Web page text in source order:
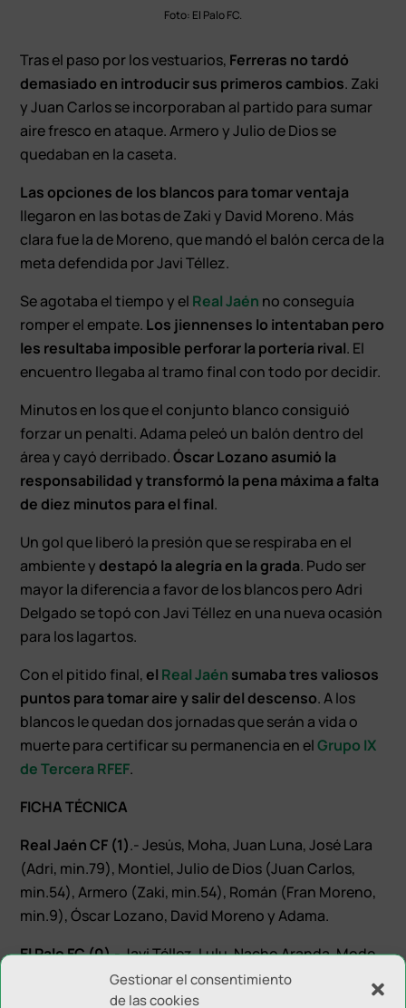
Gestionar el consentimiento
de las cookies
Foto: El Palo FC.
Tras el paso por los vestuarios, Ferreras no tardó
demasiado en introducir sus primeros cambios. Zaki
y Juan Carlos se incorporaban al partido para sumar
aire fresco en ataque. Armero y Julio de Dios se
quedaban en la caseta.
Las opciones de los blancos para tomar ventaja
llegaron en las botas de Zaki y David Moreno. Más
clara fue la de Moreno, que mandó el balón cerca de la
meta defendida por Javi Téllez.
Se agotaba el tiempo y el Real Jaén no conseguía
romper el empate. Los jiennenses lo intentaban pero
les resultaba imposible perforar la portería rival. El
encuentro llegaba al tramo final con todo por decidir.
Minutos en los que el conjunto blanco consiguió
forzar un penalti. Adama peleó un balón dentro del
área y cayó derribado.Óscar Lozano asumió la
responsabilidad y transformó la pena máxima a falta
de diez minutos para el final.
Un gol que liberó la presión que se respiraba en el
ambiente ydestapó la alegría en la grada. Pudo ser
mayor la diferencia a favor de los blancos pero Adri
Delgado se topó con Javi Téllez en una nueva ocasión
para los lagartos.
Con el pitido final,el Real Jaén sumaba tres valiosos
puntos para tomar aire y salir del descenso. A los
blancos le quedan dos jornadas que serán a vida o
muerte para certificar su permanencia en elGrupo IX
de Tercera RFEF.
FICHA TÉCNICA
Real Jaén CF (1).- Jesús, Moha, Juan Luna, José Lara
(Adri, min.79), Montiel, Julio de Dios (Juan Carlos,
min.54), Armero (Zaki, min.54), Román (Fran Moreno,
min.9), Óscar Lozano, David Moreno y Adama.
El Palo FC (0).- Javi Téllez, Lulu, Nacho Aranda, Mode,
Cala, Durán (Sergio, min.75), Villegas (Iván López,
min.62), Toni Conejo (Roberto Sierra, min.62), Falu